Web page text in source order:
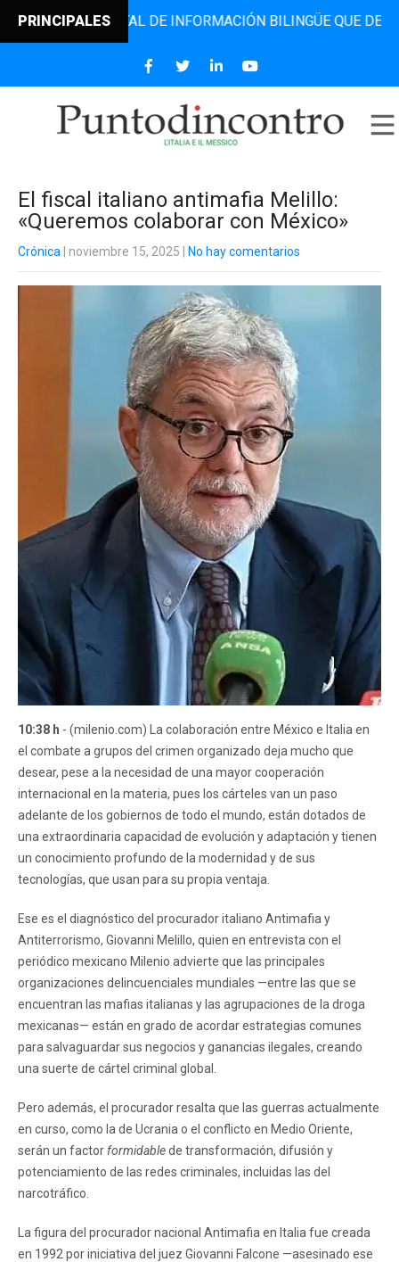
PRINCIPALES
EL PORTAL DE INFORMACIÓN BILINGÜE QUE DESDE 2006
El fiscal italiano antimafia Melillo:
«Queremos colaborar con México»
Crónica | noviembre 15, 2025 No hay comentarios
10:38 h - (milenio.com) La colaboración entre México e Italia en
el combate a grupos del crimen organizado deja mucho que
desear, pese a la necesidad de una mayor cooperación
internacional en la materia, pues los cárteles van un paso
adelante de los gobiernos de todo el mundo, están dotados de
una extraordinaria capacidad de evolución y adaptación y tienen
un conocimiento profundo de la modernidad y de sus
tecnologías, que usan para su propia ventaja.
Ese es el diagnóstico del procurador italiano Antimafia y
Antiterrorismo, Giovanni Melillo, quien en entrevista con el
periódico mexicano Milenio advierte que las principales
organizaciones delincuenciales mundiales —entre las que se
encuentran las mafias italianas y las agrupaciones de la droga
mexicanas— están en grado de acordar estrategias comunes
para salvaguardar sus negocios y ganancias ilegales, creando
una suerte de cártel criminal global.
Pero además, el procurador resalta que las guerras actualmente
en curso, como la de Ucrania o el conflicto en Medio Oriente,
serán un factor formidablede transformación, difusión y
potenciamiento de las redes criminales, incluidas las del
narcotráfico.
La figura del procurador nacional Antimafia en Italia fue creada
en 1992 por iniciativa del juez Giovanni Falcone —asesinado ese